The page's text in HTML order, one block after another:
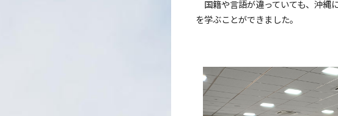
国籍や言語が違っていても、沖縄
を学ぶことができました。